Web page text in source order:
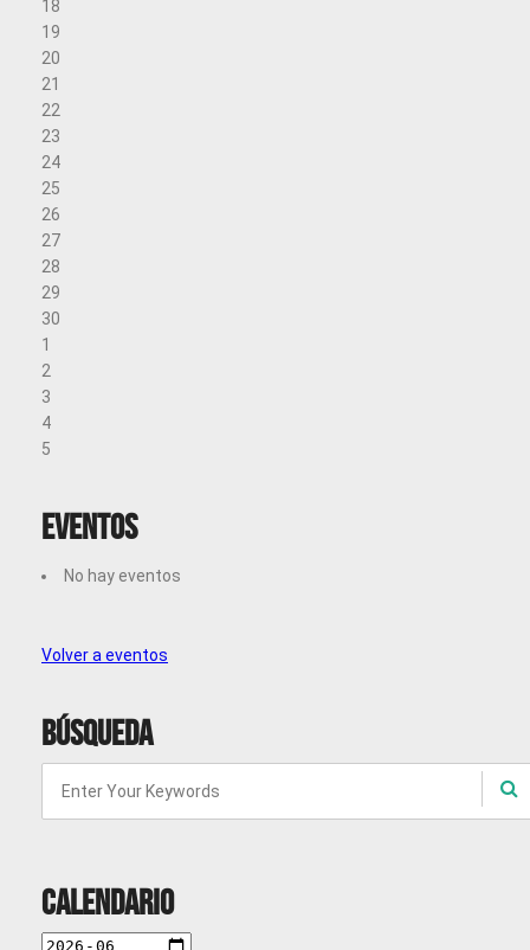
18
19
20
21
22
23
24
25
26
27
28
29
30
1
2
3
4
5
Eventos
No hay eventos
Volver a eventos
Búsqueda
Calendario